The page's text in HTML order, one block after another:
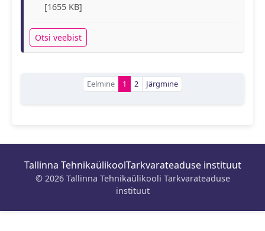
[1655 KB]
Otsi veebist
Eelmine 1 2 Järgmine
Tallinna TehnikaülikoolTarkvarateaduse instituut
© 2026 Tallinna Tehnikaülikooli Tarkvarateaduse
instituut